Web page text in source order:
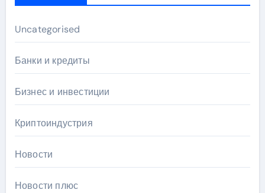
Uncategorised
Банки и кредиты
Бизнес и инвестиции
Криптоиндустрия
Новости
Новости плюс